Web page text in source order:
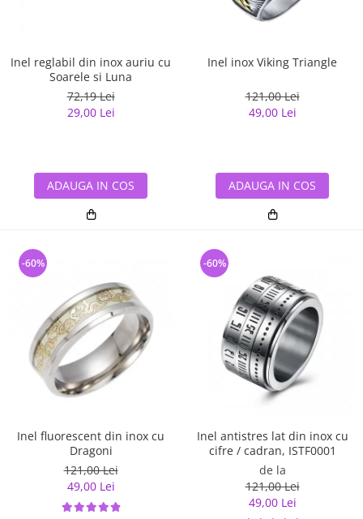
Inel reglabil din inox auriu cu
Soarele si Luna
72,19 Lei
29,00 Lei
ADAUGA IN COS
Inel inox Viking Triangle
121,00 Lei
49,00 Lei
ADAUGA IN COS
Inel fluorescent din inox cu
Dragoni
121,00 Lei
49,00 Lei
-60%
Inel antistres lat din inox cu
cifre / cadran, ISTF0001
de la
121,00 Lei
49,00 Lei
-60%